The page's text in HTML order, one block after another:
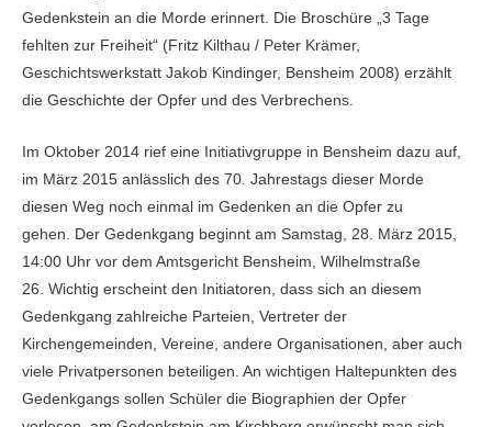
Gedenkstein an die Morde erinnert. Die Broschüre „3 Tage
fehlten zur Freiheit“ (Fritz Kilthau / Peter Krämer,
Geschichtswerkstatt Jakob Kindinger, Bensheim 2008) erzählt
die Geschichte der Opfer und des Verbrechens.
Im Oktober 2014 rief eine Initiativgruppe in Bensheim dazu auf,
im März 2015 anlässlich des 70. Jahrestags dieser Morde
diesen Weg noch einmal im Gedenken an die Opfer zu
gehen. Der Gedenkgang beginnt am Samstag, 28. März 2015,
14:00 Uhr vor dem Amtsgericht Bensheim, Wilhelmstraße
26. Wichtig erscheint den Initiatoren, dass sich an diesem
Gedenkgang zahlreiche Parteien, Vertreter der
Kirchengemeinden, Vereine, andere Organisationen, aber auch
viele Privatpersonen beteiligen. An wichtigen Haltepunkten des
Gedenkgangs sollen Schüler die Biographien der Opfer